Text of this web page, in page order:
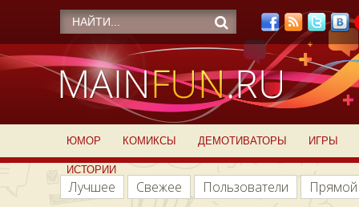
ЮМОР КОМИКСЫ ДЕМОТИВАТОРЫ ИГРЫ
ИСТОРИИ
Лучшее Свежее Пользователи